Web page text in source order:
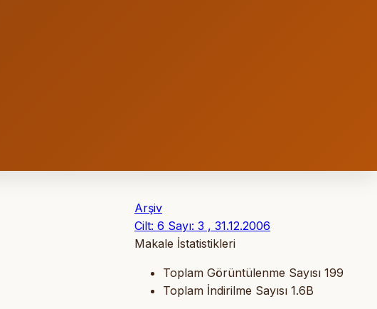
Arşiv
Cilt: 6 Sayı: 3 , 31.12.2006
Makale İstatistikleri
Toplam Görüntülenme Sayısı 199
Toplam İndirilme Sayısı 1.6B